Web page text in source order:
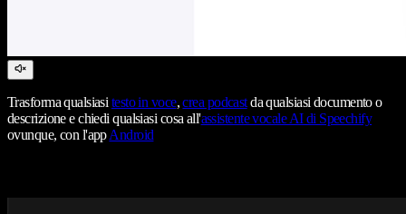
Trasforma qualsiasitesto in voce,crea podcastda qualsiasi documento o
descrizione e chiedi qualsiasi cosa all'assistente vocale AI di Speechify
ovunque, con l'appAndroid